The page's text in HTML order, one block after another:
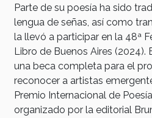
Parte de su poesía ha sido
lengua de señas, así como
la llevó a participar en la 48ª
Libro de Buenos Aires (2024).
una beca completa para el
reconocer a artistas
Premio Internacional de
organizado por la editorial